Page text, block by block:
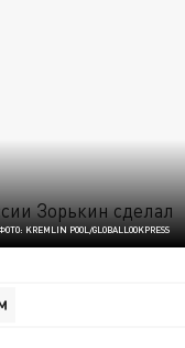
KREMLIN POOL/GLOBALLOOKPRESS